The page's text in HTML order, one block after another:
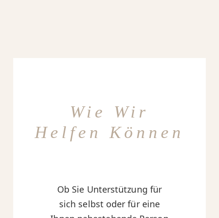
Wie Wir
Helfen Können
Ob Sie Unterstützung für
sich selbst oder für eine